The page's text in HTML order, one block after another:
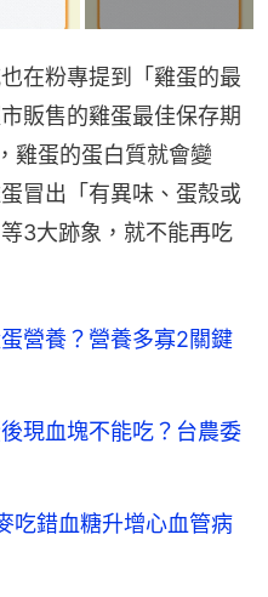
在粉專提到「雞蛋的最
販售的雞蛋最佳保存期
雞蛋的蛋白質就會變
冒出「有異味、蛋殼或
3大跡象，就不能再吃
營養？營養多寡2關鍵
現血塊不能吃？台農委
吃錯血糖升增心血管病